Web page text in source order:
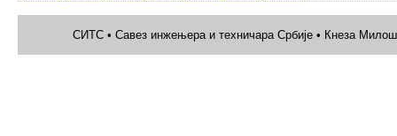
СИТС • Савез инжењера и техничара Србије • Кнеза